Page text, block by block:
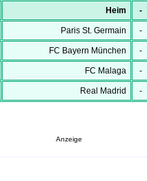
Heim -
Paris St. Germain -
FC Bayern München -
FC Malaga -
Real Madrid -
Anzeige